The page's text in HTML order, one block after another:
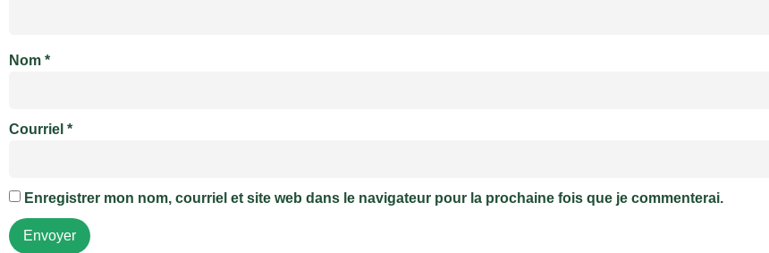
Nom *
Courriel *
Enregistrer mon nom, courriel et site web dans le navigateur pour la prochaine fois que je commenterai.